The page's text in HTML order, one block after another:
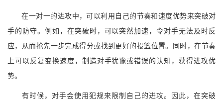
在一对一的进攻中，可以利用自己的节奏和速度优势来突破对
手的防守。例如，在突破时，可以突然加速，令对手无法及时反
应，从而抢先一步完成得分或找到更好的投篮位置。同时，在节奏
上可以反复变换速度，制造对手犹豫或错误的认知，获得进攻优
势。
有时候，对手会使用犯规来限制自己的进攻。因此，在突破